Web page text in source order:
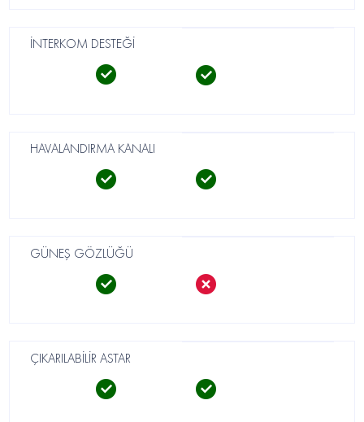
İNTERKOM DESTEĞİ
HAVALANDIRMA KANALI
GÜNEŞ GÖZLÜĞÜ
ÇIKARILABİLİR ASTAR